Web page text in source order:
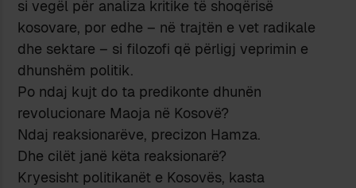
si vegël për analiza kritike të shoqërisë
kosovare, por edhe – në trajtën e vet radikale
dhe sektare – si filozofi që përligj veprimin e
dhunshëm politik.
Po ndaj kujt do ta predikonte dhunën
revolucionare Maoja në Kosovë?
Ndaj reaksionarëve, precizon Hamza.
Dhe cilët janë këta reaksionarë?
Kryesisht politikanët e Kosovës, kasta